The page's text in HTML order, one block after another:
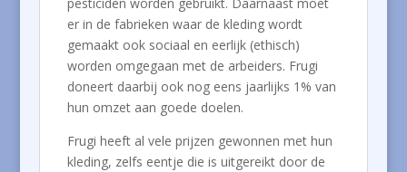
er in de fabrieken waar de kleding wordt
gemaakt ook sociaal en eerlijk (ethisch)
worden omgegaan met de arbeiders. Frugi
doneert daarbij ook nog eens jaarlijks 1% van
hun omzet aan goede doelen.
Frugi heeft al vele prijzen gewonnen met hun
kleding, zelfs eentje die is uitgereikt door de